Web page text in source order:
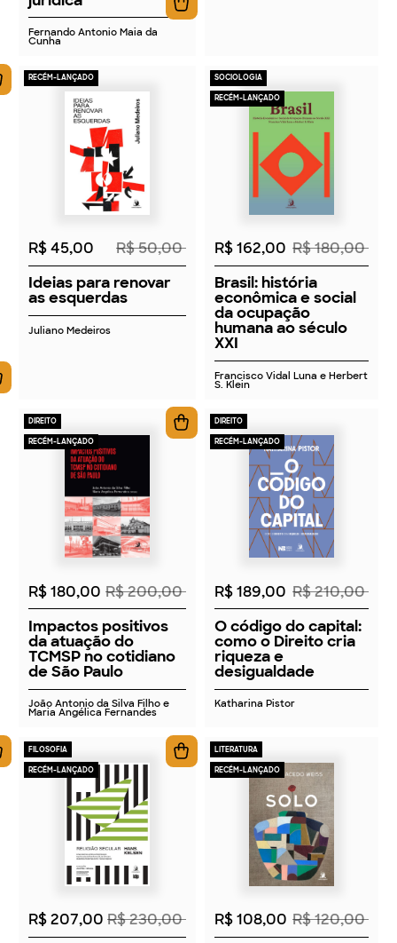
Fernando Antonio Maia da
Cunha
RECÉM-LANÇADO
2026
R$ 45,00
R$ 50,00
Ideias para renovar
as esquerdas
Juliano Medeiros
SOCIOLOGIA
RECÉM-LANÇADO
2026
R$ 162,00 R$ 180,00
Brasil: história
econômica e social
da ocupação
humana ao século
XXI
Francisco Vidal Luna e Herbert
S. Klein
DIREITO
RECÉM-LANÇADO
2026
R$ 180,00 R$ 200,00
Impactos positivos
da atuação do
TCMSP no cotidiano
de São Paulo
João Antonio da Silva Filho e
Maria Angélica Fernandes
DIREITO
RECÉM-LANÇADO
2026
R$ 189,00 R$ 210,00
O código do capital:
como o Direito cria
riqueza e
desigualdade
Katharina Pistor
FILOSOFIA
RECÉM-LANÇADO
2026
R$ 207,00 R$ 230,00
LITERATURA
RECÉM-LANÇADO
2026
R$ 108,00 R$ 120,00